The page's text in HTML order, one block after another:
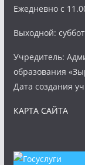
Ежедневно с
Выходной:
Учредитель:
образования
Дата создания
КАРТА САЙТА